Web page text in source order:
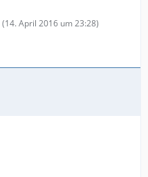
(14. April 2016 um 23:28)